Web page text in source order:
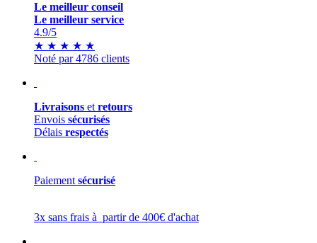
Le meilleur conseil
Le meilleur service
4.9/5
★ ★ ★ ★ ★
Noté par 4786 clients
Livraisons et retours
Envois sécurisés
Délais respectés
Paiement sécurisé
3x sans frais à partir de 400€ d'achat